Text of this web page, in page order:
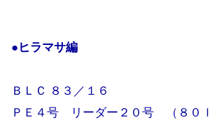
●ヒラマサ編
ＢＬＣ ８３／１６
ＰＥ４号 リーダー２０号 （８０ｌ